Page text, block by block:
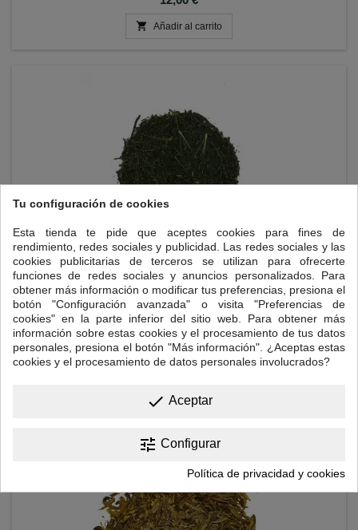
 Añadir al carrito
KABUSECHA (KAGOSHIMA, JAPÓN)
Toda la frescura del Sencha y el dulzor del Gyokuro. Kabusecha (冠
茶), traducido literalmente como té cubierto, es un precioso tesoro
de los jardines de té de Japón.
Añadir al carrito
Tu configuración de cookies
Esta tienda te pide que aceptes cookies para fines de
rendimiento, redes sociales y publicidad. Las redes sociales y las
cookies publicitarias de terceros se utilizan para ofrecerte
funciones de redes sociales y anuncios personalizados. Para
obtener más información o modificar tus preferencias, presiona el
botón "Configuración avanzada" o visita "Preferencias de
cookies" en la parte inferior del sitio web. Para obtener más
información sobre estas cookies y el procesamiento de tus datos
personales, presiona el botón "Más información". ¿Aceptas estas
cookies y el procesamiento de datos personales involucrados?
done Aceptar
tune Configurar
Política de privacidad y cookies